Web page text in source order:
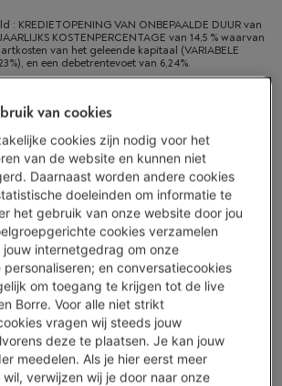
: KREDIETOPENING VAN ONBEPAALDE DUUR van
KOSTENPERCENTAGE van 14,5 % waarvan
van het geleende kapitaal (VARIABELE
en een debetrentevoet van 6,24%.
ma. 17 augustus -Bekijk voorraad
€ 133,32 -Meer info
Kredietkost € 200,68
Koop nu
Vergelijken
Life Groot elektro
van je toestellen met één abonnement
van cookies
cookies zijn nodig voor het
van de website en kunnen niet
Daarnaast worden andere cookies
doeleinden om informatie te
het gebruik van onze website door jou
cookies verzamelen
internetgedrag om onze
en conversatiecookies
om toegang te krijgen tot de live
Borre. Voor alle niet strikt
vragen wij steeds jouw
deze te plaatsen. Je kan jouw
meedelen. Als je hier eerst meer
verwijzen wij je door naar onze